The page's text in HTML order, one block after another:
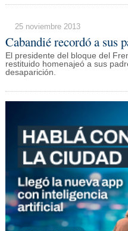
25 noviembre 2013
Cabandié recordó a sus
El presidente del bloque del
restituido homenajeó a sus
desaparición.